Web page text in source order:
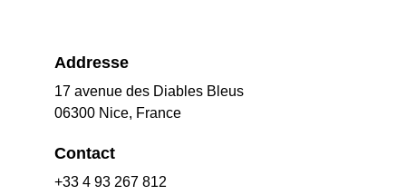
Addresse
17 avenue des Diables Bleus
06300 Nice, France
Contact
+33 4 93 267 812